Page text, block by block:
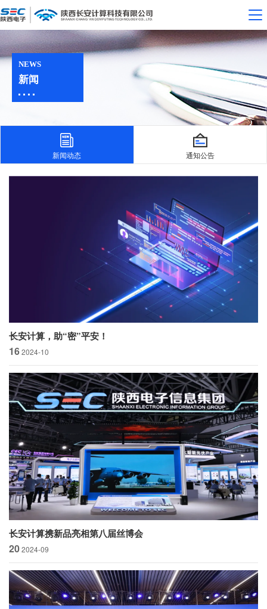
NEWS
新闻
新闻动态 通知公告
长安计算，助“密”平安！
162024-10
长安计算携新品亮相第八届丝博会
202024-09